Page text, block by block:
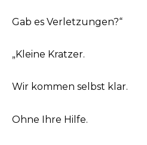
Gab es Verletzungen?“
„Kleine Kratzer.
Wir kommen selbst klar.
Ohne Ihre Hilfe.